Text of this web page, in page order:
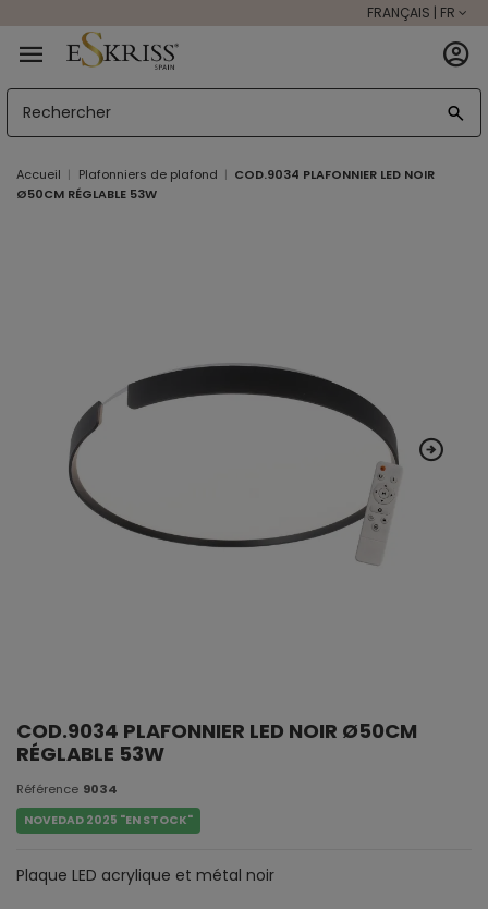
FRANÇAIS | FR
Accueil Plafonniers de plafond
COD.9034 PLAFONNIER LED NOIR
Ø50CM RÉGLABLE 53W
COD.9034 PLAFONNIER LED NOIR Ø50CM
RÉGLABLE 53W
Référence 9034
NOVEDAD 2025 "EN STOCK"
Plaque LED acrylique et métal noir